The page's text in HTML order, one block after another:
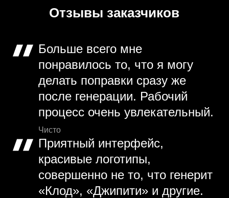
Отзывы заказчиков
Больше всего мне
понравилось то, что я могу
делать поправки сразу же
после генерации. Рабочий
процесс очень увлекательный.
Чисто
Приятный интерфейс,
красивые логотипы,
совершенно не то, что генерит
«Клод», «Джипити» и другие.